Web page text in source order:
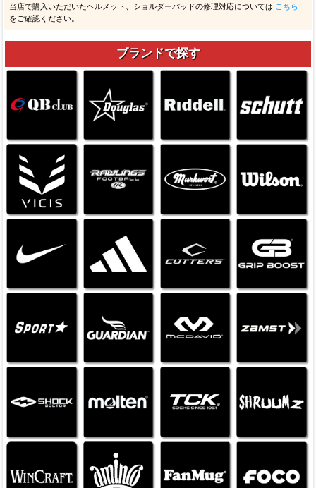
当店で購入いただいたヘルメット、ショルダーパッドの修理対応については こちら
をご確認ください。
ブランドで探す